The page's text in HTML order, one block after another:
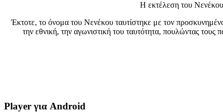
Η εκτέλεση του
Έκτοτε, το όνομα του Νενέκου ταυτίστηκε με τον
την εθνική, την αγωνιστική του ταυτότητα, πουλώντας
Player για Android